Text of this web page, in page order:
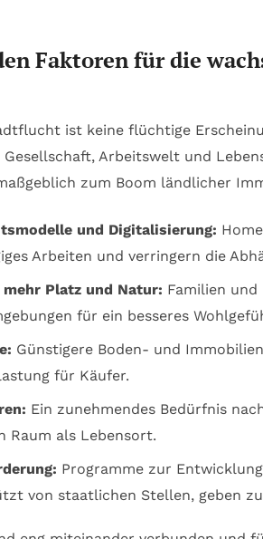
Faktoren für die
ist keine flüchtige
Gesellschaft, Arbeitswelt und
zum Boom ländlicher
und Digitalisierung:
Arbeiten und verringern die
Platz und Natur: Familien
für ein besseres
Günstigere Boden- und
für Käufer.
Ein zunehmendes Bedürfnis
Raum als Lebensort.
Programme zur
von staatlichen Stellen, geben